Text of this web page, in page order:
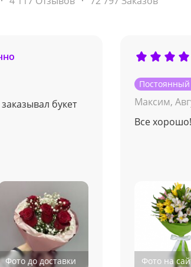
букет
Фото до доставки
Максим,
Все
Фото на